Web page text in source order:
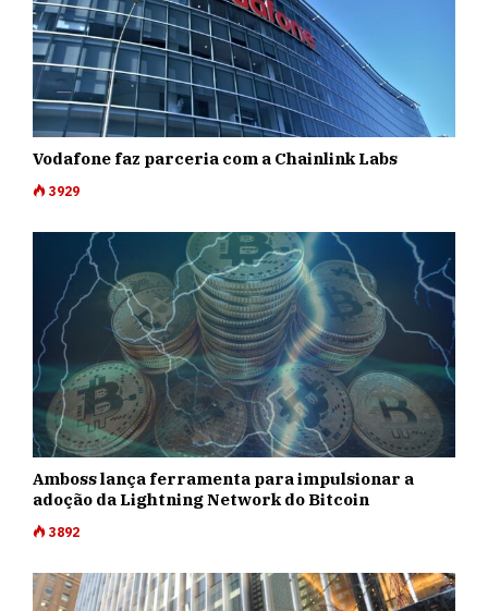
Vodafone faz parceria com a Chainlink Labs
3929
Amboss lança ferramenta para impulsionar a
adoção da Lightning Network do Bitcoin
3892